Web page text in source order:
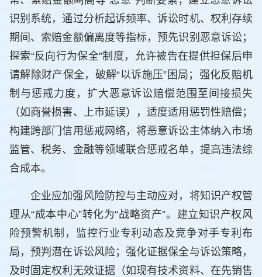
识别系统，通过分析起诉频率、诉讼时机、权利存续
期间、索赔金额偏离度等指标，预先识别恶意诉讼；
探索“反向行为保全”制度，允许被告在提供担保后申
请解除财产保全，破解“以诉施压”困局；强化反赔机
制与惩戒力度，扩大恶意诉讼赔偿范围至间接损失
（如商誉损害、上市延误），适度适用惩罚性赔偿；
构建跨部门信用惩戒网络，将恶意诉讼主体纳入市场
监管、税务、金融等领域联合惩戒名单，提高违法综
合成本。
企业应加强风险防控与主动应对，将知识产权管
理从“成本中心”转化为“战略资产”。建立知识产权风
险预警机制，监控行业专利动态及竞争对手专利布
局，预判潜在诉讼风险；强化证据保全与诉讼策略，
及时固定权利无效证据（如现有技术资料、在先销售